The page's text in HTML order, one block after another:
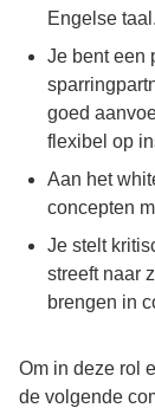
Engelse taal.
Je bent een
goed
flexibel op
Aan het
concepten
Je stelt
streeft naar
brengen in
Om in deze rol
de volgende